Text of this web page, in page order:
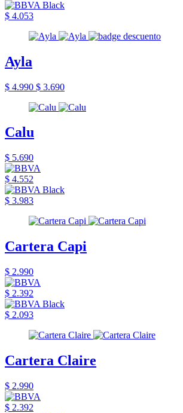
$ 4.053
Ayla
$ 4.990 $ 3.690
Calu
$ 5.690
$ 4.552
$ 3.983
Cartera Capi
$ 2.990
$ 2.392
$ 2.093
Cartera Claire
$ 2.990
$ 2.392